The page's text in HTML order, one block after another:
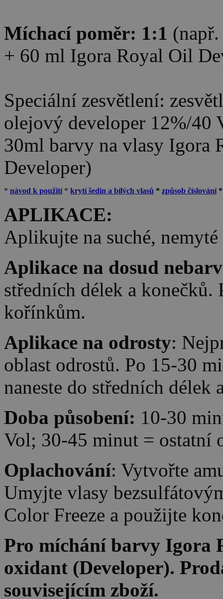
Míchací poměr: 1:1
+ 60 ml Igora Royal Oil
Speciální zesvětlení:
olejový developer 12%/40
30ml barvy na vlasy Igora
Developer)
* návod k použití* krytí šedin a bílých vlasů * způsob číslování
APLIKACE:
Aplikujte na suché, nemyté
Aplikace na dosud
středních délek a
kořínkům.
Aplikace na odrosty:
oblast odrostů. Po 15-30
naneste do středních délek
Doba působení: 10-30
Vol; 30-45 minut = ostatní
Oplachování: Vytvořte
Umyjte vlasy
Color Freeze a použijte
Pro míchání barvy Igora
oxidant (Developer).
souvisejícím zboží.